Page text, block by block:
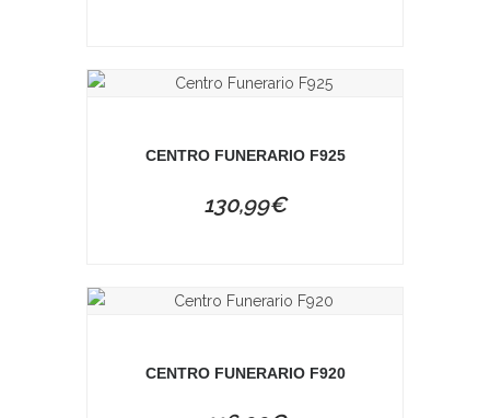
CENTRO FUNERARIO F925
130,99€
CENTRO FUNERARIO F920